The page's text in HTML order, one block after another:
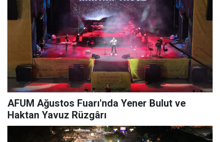
AFUM Ağustos Fuarı'nda Yener Bulut ve
Haktan Yavuz Rüzgârı